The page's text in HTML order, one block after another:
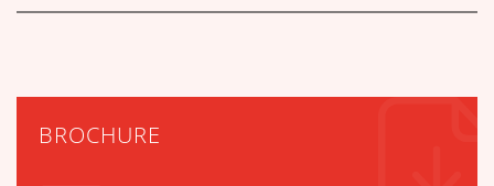
BROCHURE